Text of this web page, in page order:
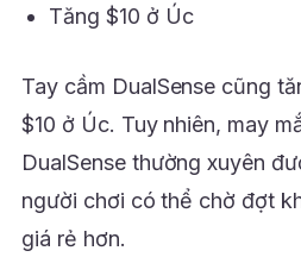
Tăng $10 ở Úc
Tay cầm DualSense cũng
$10 ở Úc. Tuy nhiên, may
DualSense thường xuyên
người chơi có thể chờ đợt
giá rẻ hơn.